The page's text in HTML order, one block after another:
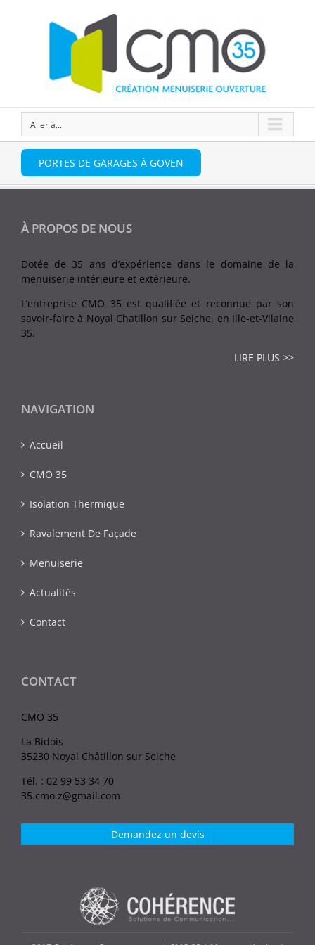
Aller à...
PORTES DE GARAGES À GOVEN
À PROPOS DE NOUS
Dotée de 35 ans d’expérience dans le domaine de la
menuiserie intérieure et extérieure.
L’entreprise CMO 35 est qualifiée et reconnue par son
savoir-faire à Noyal Chatillon sur Seiche, en Ille-et-Vilaine
35.
LIRE PLUS >>
NAVIGATION
Accueil
CMO 35
Isolation Thermique
Ravalement De Façade
Menuiserie
Actualités
Contact
CONTACT
CMO 35
La Bidois
35230 Noyal Châtillon sur Seiche
Tél. : 02 99 53 34 70
35.cmo.z@gmail.com
Demandez un devis